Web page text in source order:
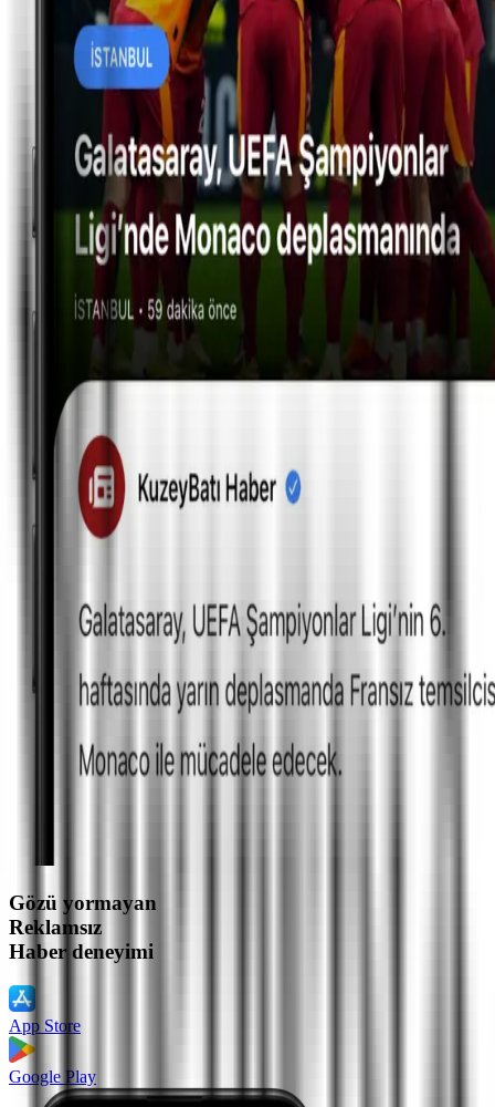
Gözü yormayan
Reklamsız
Haber deneyimi
App Store
Google Play